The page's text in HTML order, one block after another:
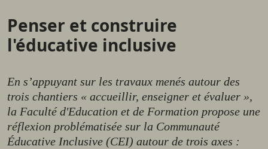
Penser et construire
l'éducative inclusive
En s’appuyant sur les travaux menés autour des
trois chantiers « accueillir, enseigner et évaluer »,
la Faculté d'Education et de Formation propose une
réflexion problématisée sur la Communauté
Éducative Inclusive (CEI) autour de trois axes :